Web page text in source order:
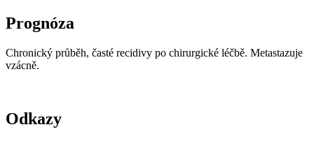
Prognóza
Chronický průběh, časté recidivy po chirurgické léčbě. Metastazuje
vzácně.
Odkazy